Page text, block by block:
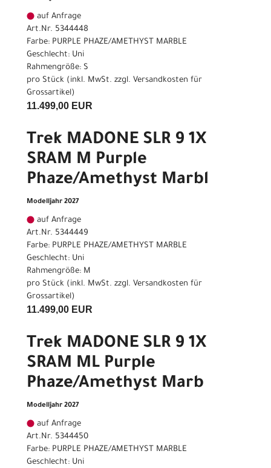
auf Anfrage
Art.Nr. 5344448
Farbe: PURPLE PHAZE/AMETHYST MARBLE
Geschlecht: Uni
Rahmengröße: S
pro Stück (inkl. MwSt. zzgl. Versandkosten für
Grossartikel)
11.499,00 EUR
Trek MADONE SLR 9 1X
SRAM M Purple
Phaze/Amethyst Marbl
Modelljahr 2027
auf Anfrage
Art.Nr. 5344449
Farbe: PURPLE PHAZE/AMETHYST MARBLE
Geschlecht: Uni
Rahmengröße: M
pro Stück (inkl. MwSt. zzgl. Versandkosten für
Grossartikel)
11.499,00 EUR
Trek MADONE SLR 9 1X
SRAM ML Purple
Phaze/Amethyst Marb
Modelljahr 2027
auf Anfrage
Art.Nr. 5344450
Farbe: PURPLE PHAZE/AMETHYST MARBLE
Geschlecht: Uni